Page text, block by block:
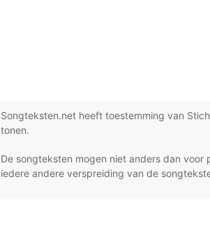
Songteksten.net heeft toestemming van
tonen.
De songteksten mogen niet anders dan
iedere andere verspreiding van de